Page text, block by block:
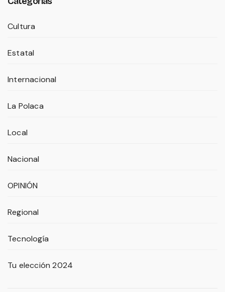
Cultura
Estatal
Internacional
La Polaca
Local
Nacional
OPINIÓN
Regional
Tecnología
Tu elección 2024